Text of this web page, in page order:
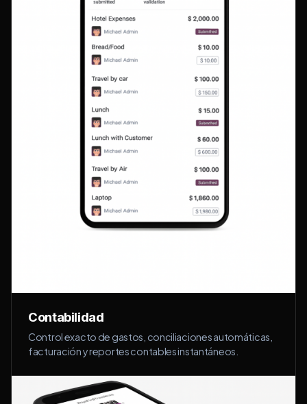
Contabilidad
Control exacto de gastos, conciliaciones automáticas,
facturación y reportes contables instantáneos.